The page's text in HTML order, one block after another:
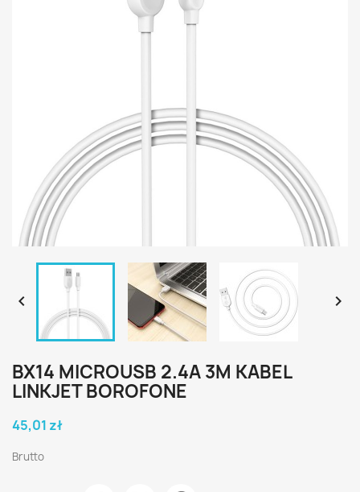
 
BX14 MICROUSB 2.4A 3M KABEL
LINKJET BOROFONE
45,01 zł
Brutto